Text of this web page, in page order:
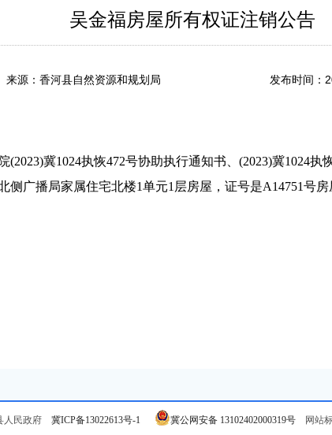
吴金福房屋所有权证注销公告
来源：香河县自然资源和规划局 发布时间：
冀1024执恢472号协助执行通知书、(2023)冀1024执
侧广播局家属住宅北楼1单元1层房屋，证号是A14751号
人民政府 冀ICP备13022613号-1 冀公网安备 13102402000319号 网站